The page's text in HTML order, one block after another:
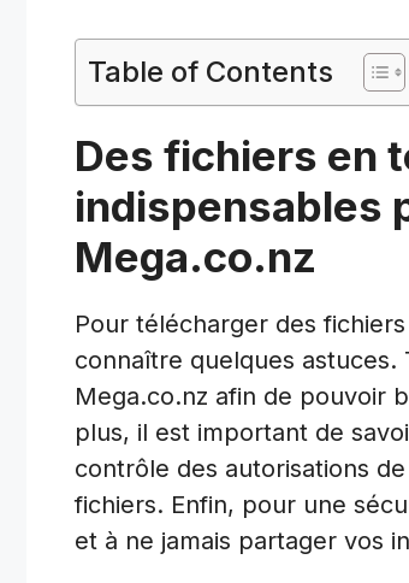
Table of Contents
Des fichiers en
indispensables
Mega.co.nz
Pour télécharger des
connaître quelques astuces.
Mega.co.nz afin de pouvoir
plus, il est important de
contrôle des autorisations
fichiers. Enfin, pour une
et à ne jamais partager vos